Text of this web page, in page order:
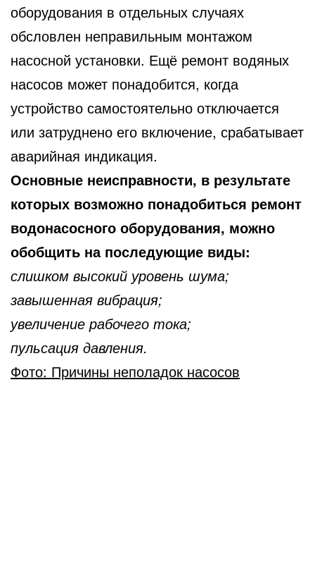
оборудования в отдельных случаях
обсловлен неправильным монтажом
насосной установки. Ещё ремонт водяных
насосов может понадобится, когда
устройство самостоятельно отключается
или затруднено его включение, срабатывает
аварийная индикация.
Основные неисправности, в результате
которых возможно понадобиться ремонт
водонасосного оборудования, можно
обобщить на последующие виды:
слишком высокий уровень шума;
завышенная вибрация;
увеличение рабочего тока;
пульсация давления.
Фото: Причины неполадок насосов